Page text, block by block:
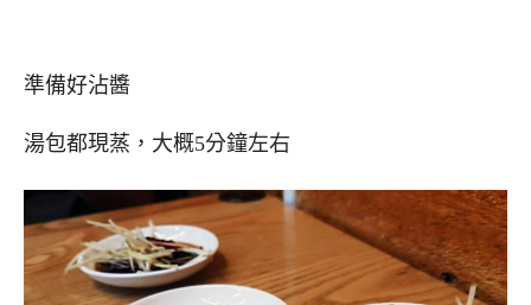
準備好沾醬
湯包都現蒸，大概5分鐘左右